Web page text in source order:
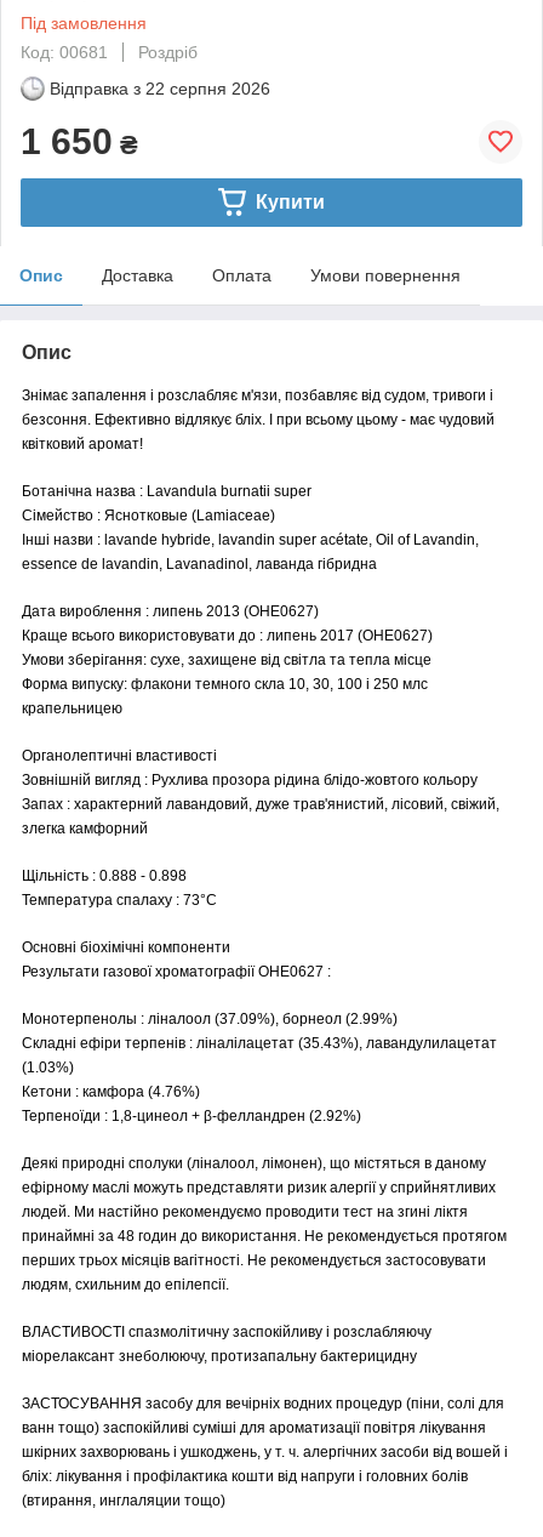
Під замовлення
Код: 00681
Роздріб
Відправка з 22 серпня 2026
1 650 ₴
Купити
Опис Доставка Оплата Умови повернення
Опис
Знімає запалення і розслабляє м'язи, позбавляє від судом, тривоги і
безсоння. Ефективно відлякує бліх. І при всьому цьому - має чудовий
квітковий аромат!
Ботанічна назва : Lavandula burnatii super
Сімейство : Яснотковые (Lamiaceae)
Інші назви : lavande hybride, lavandin super acétate, Oil of Lavandin,
essence de lavandin, Lavanadinol, лаванда гібридна
Дата вироблення : липень 2013 (OHE0627)
Краще всього використовувати до : липень 2017 (OHE0627)
Умови зберігання: сухе, захищене від світла та тепла місце
Форма випуску: флакони темного скла 10, 30, 100 і 250 млс
крапельницею
Органолептичні властивості
Зовнішній вигляд : Рухлива прозора рідина блідо-жовтого кольору
Запах : характерний лавандовий, дуже трав'янистий, лісовий, свіжий,
злегка камфорний
Щільність : 0.888 - 0.898
Температура спалаху : 73°C
Основні біохімічні компоненти
Результати газової хроматографії OHE0627 :
Монотерпенолы : ліналоол (37.09%), борнеол (2.99%)
Складні ефіри терпенів : ліналілацетат (35.43%), лавандулилацетат
(1.03%)
Кетони : камфора (4.76%)
Терпеноїди : 1,8-цинеол + β-фелландрен (2.92%)
Деякі природні сполуки (ліналоол, лімонен), що містяться в даному
ефірному маслі можуть представляти ризик алергії у сприйнятливих
людей. Ми настійно рекомендуємо проводити тест на згині ліктя
принаймні за 48 годин до використання. Не рекомендується протягом
перших трьох місяців вагітності. Не рекомендується застосовувати
людям, схильним до епілепсії.
ВЛАСТИВОСТІ спазмолітичну заспокійливу і розслабляючу
міорелаксант знеболюючу, протизапальну бактерицидну
ЗАСТОСУВАННЯ засобу для вечірніх водних процедур (піни, солі для
ванн тощо) заспокійливі суміші для ароматизації повітря лікування
шкірних захворювань і ушкоджень, у т. ч. алергічних засоби від вошей і
бліх: лікування і профілактика кошти від напруги і головних болів
(втирання, инглаляции тощо)